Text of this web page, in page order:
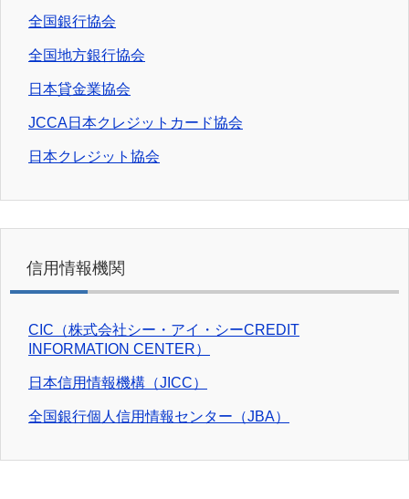
全国銀行協会
全国地方銀行協会
日本貸金業協会
JCCA日本クレジットカード協会
日本クレジット協会
信用情報機関
CIC（株式会社シー・アイ・シーCREDIT
INFORMATION CENTER）
日本信用情報機構（JICC）
全国銀行個人信用情報センター（JBA）